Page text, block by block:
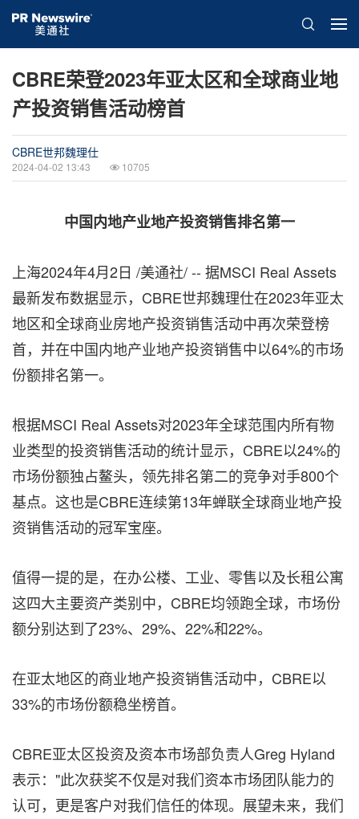
CBRE荣登2023年亚太区和全球商业地
产投资销售活动榜首
CBRE世邦魏理仕
2024-04-02 13:43 10705
中国内地产业地产投资销售排名第一
上海2024年4月2日 /美通社/ -- 据MSCI Real Assets
最新发布数据显示，CBRE世邦魏理仕在2023年亚太
地区和全球商业房地产投资销售活动中再次荣登榜
首，并在中国内地产业地产投资销售中以64%的市场
份额排名第一。
根据MSCI Real Assets对2023年全球范围内所有物
业类型的投资销售活动的统计显示，CBRE以24%的
市场份额独占鳌头，领先排名第二的竞争对手800个
基点。这也是CBRE连续第13年蝉联全球商业地产投
资销售活动的冠军宝座。
值得一提的是，在办公楼、工业、零售以及长租公寓
这四大主要资产类别中，CBRE均领跑全球，市场份
额分别达到了23%、29%、22%和22%。
在亚太地区的商业地产投资销售活动中，CBRE以
33%的市场份额稳坐榜首。
CBRE亚太区投资及资本市场部负责人Greg Hyland
表示："此次获奖不仅是对我们资本市场团队能力的
认可，更是客户对我们信任的体现。展望未来，我们